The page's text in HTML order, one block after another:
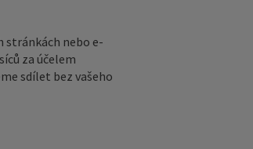
stránkách nebo e-
za účelem
sdílet bez vašeho